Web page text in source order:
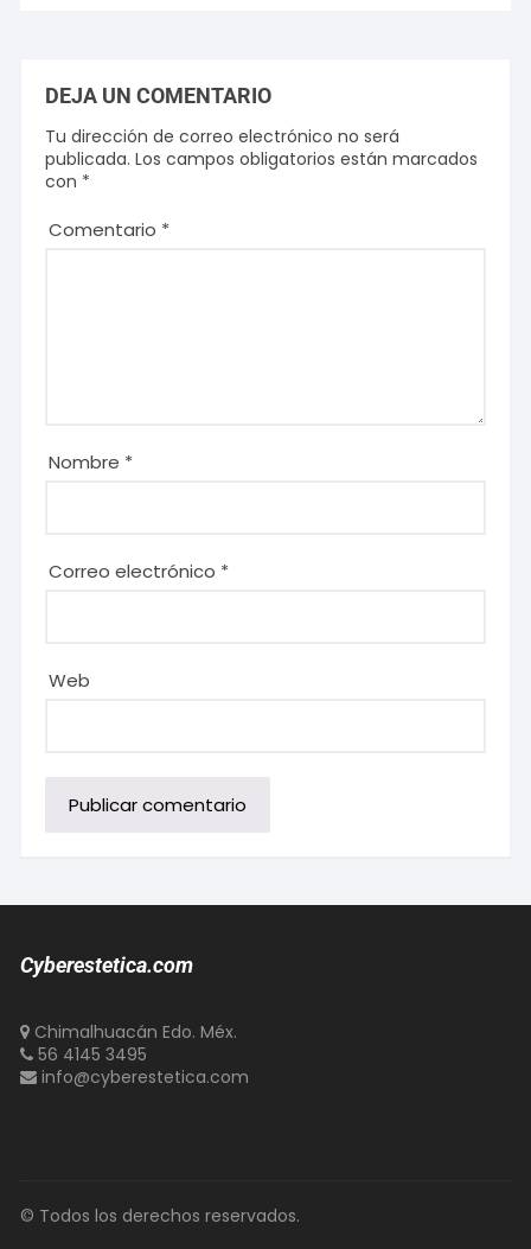
DEJA UN COMENTARIO
Tu dirección de correo electrónico no será
publicada. Los campos obligatorios están marcados
con *
Comentario *
Nombre *
Correo electrónico *
Web
Cyberestetica.com
Chimalhuacán Edo. Méx.
56 4145 3495
info@cyberestetica.com
© Todos los derechos reservados.